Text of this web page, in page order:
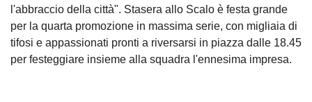
l'abbraccio della città". Stasera allo Scalo è festa grande
per la quarta promozione in massima serie, con migliaia di
tifosi e appassionati pronti a riversarsi in piazza dalle 18.45
per festeggiare insieme alla squadra l'ennesima impresa.